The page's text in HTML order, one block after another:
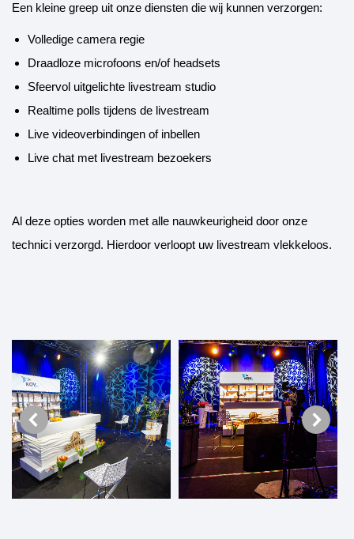
Een kleine greep uit onze diensten die wij kunnen verzorgen:
Volledige camera regie
Draadloze microfoons en/of headsets
Sfeervol uitgelichte livestream studio
Realtime polls tijdens de livestream
Live videoverbindingen of inbellen
Live chat met livestream bezoekers
Al deze opties worden met alle nauwkeurigheid door onze
technici verzorgd. Hierdoor verloopt uw livestream vlekkeloos.